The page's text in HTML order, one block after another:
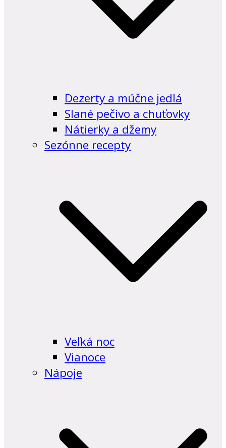
Dezerty a múčne jedlá
Slané pečivo a chuťovky
Nátierky a džemy
Sezónne recepty
Veľká noc
Vianoce
Nápoje